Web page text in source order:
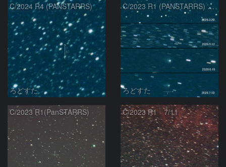
C/2024 R4 (PANSTARRS)
ろどすた
C/2023 R1 (PANSTARRS) の変化
ろどすた
C/2023 R1(PanSTARRS) C/2023 R1 7/11